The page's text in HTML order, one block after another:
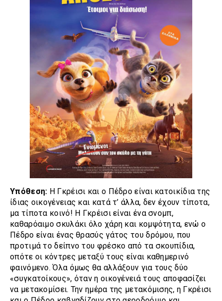
Υπόθεση: Η Γκρέισι και ο Πέδρο είναι κατοικίδια της
ίδιας οικογένειας και κατά τ’ άλλα, δεν έχουν τίποτα,
μα τίποτα κοινό! Η Γκρέισι είναι ένα σνομπ,
καθαρόαιμο σκυλάκι όλο χάρη και κομψότητα, ενώ ο
Πέδρο είναι ένας θρασύς γάτος του δρόμου, που
προτιμά το δείπνο του φρέσκο από τα σκουπίδια,
οπότε οι κόντρες μεταξύ τους είναι καθημερινό
φαινόμενο. Όλα όμως θα αλλάξουν για τους δύο
«συγκατοίκους», όταν η οικογένειά τους αποφασίζει
να μετακομίσει. Την ημέρα της μετακόμισης, η Γκρέισι